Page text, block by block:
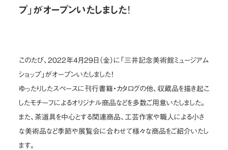
ご利用規約・免責事項
プ」がオープンいたしました！
このたび、2022年4月29日（金）に「三井記念美術館ミュージアム
ショップ」がオープンいたしました！
ゆったりしたスペースに刊行書籍・カタログの他、収蔵品を描き起こ
したモチーフによるオリジナル商品などを多数ご用意いたしました。
また、茶道具を中心とする関連商品、工芸作家や職人による小さ
な美術品など季節や展覧会に合わせて様々な商品をご紹介いたし
ます。